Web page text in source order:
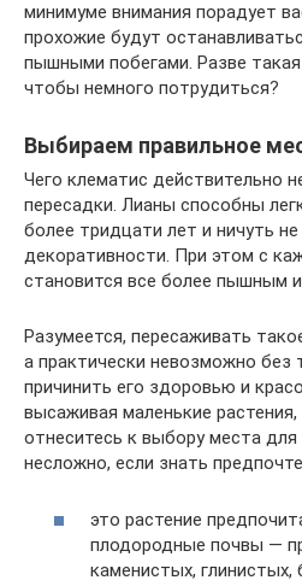
минимуме внимания порадует
прохожие будут
пышными побегами. Разве
чтобы немного потрудиться?
Выбираем правильное
Чего клематис действительно
пересадки. Лианы способны
более тридцати лет и ничуть
декоративности. При этом с
становится все более пышным
Разумеется, пересаживать
а практически невозможно без
причинить его здоровью и
высаживая маленькие
отнеситесь к выбору места для
несложно, если знать
это растение
плодородные почвы —
каменистых, глинистых,